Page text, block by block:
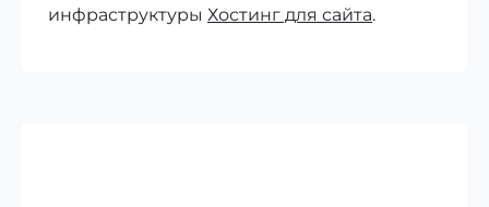
инфраструктуры Хостинг для сайта.